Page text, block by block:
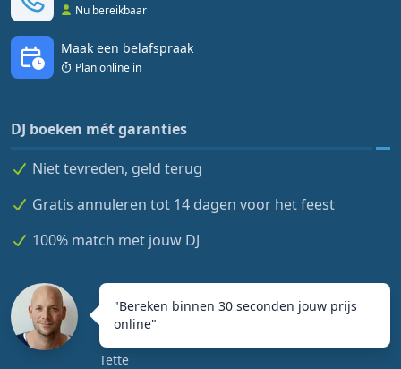
Nu bereikbaar
Maak een belafspraak
Plan online in
DJ boeken mét garanties
Niet tevreden, geld terug
Gratis annuleren tot 14 dagen voor het feest
100% match met jouw DJ
"Bereken binnen 30 seconden jouw prijs
online"
Tette